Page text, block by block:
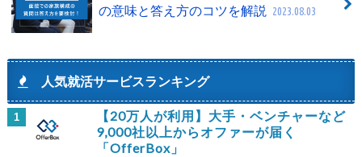
の意味と答え方のコツを解説
2023.08.03
人気就活サービスランキング
1
【20万人が利用】大手・ベンチャーなど
9,000社以上からオファーが届く
「OfferBox」